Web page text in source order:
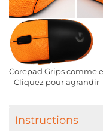
Corepad Grips comme
- Cliquez pour agrandir
Instructions